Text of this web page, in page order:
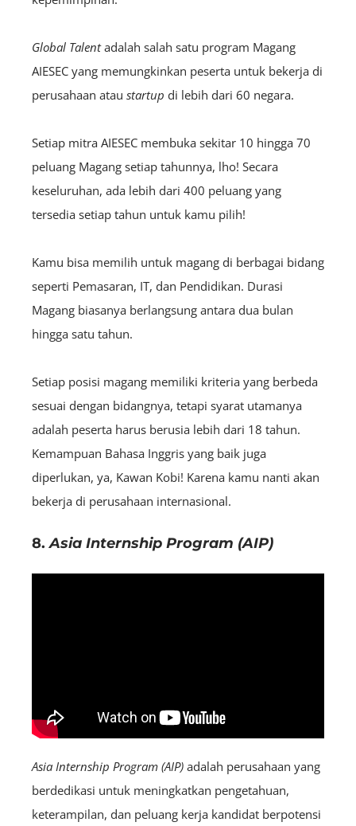
Global Talentadalah salah satu program Magang
AIESEC yang memungkinkan peserta untuk bekerja di
perusahaan atau startup di lebih dari 60 negara.
Setiap mitra AIESEC membuka sekitar 10 hingga 70
peluang Magang setiap tahunnya, lho! Secara
keseluruhan, ada lebih dari 400 peluang yang
tersedia setiap tahun untuk kamu pilih!
Kamu bisa memilih untuk magang di berbagai bidang
seperti Pemasaran, IT, dan Pendidikan. Durasi
Magang biasanya berlangsung antara dua bulan
hingga satu tahun.
Setiap posisi magang memiliki kriteria yang berbeda
sesuai dengan bidangnya, tetapi syarat utamanya
adalah peserta harus berusia lebih dari 18 tahun.
Kemampuan Bahasa Inggris yang baik juga
diperlukan, ya, Kawan Kobi! Karena kamu nanti akan
bekerja di perusahaan internasional.
8.Asia Internship Program (AIP)
Asia Internship Program (AIP) adalah perusahaan yang
berdedikasi untuk meningkatkan pengetahuan,
keterampilan, dan peluang kerja kandidat berpotensi